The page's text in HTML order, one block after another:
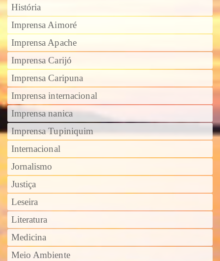
História
Imprensa Aimoré
Imprensa Apache
Imprensa Carijó
Imprensa Caripuna
Imprensa internacional
Imprensa nanica
Imprensa Tupiniquim
Internacional
Jornalismo
Justiça
Leseira
Literatura
Medicina
Meio Ambiente